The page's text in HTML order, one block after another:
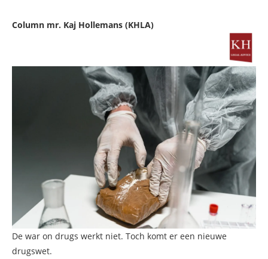
Column mr. Kaj Hollemans (KHLA)
De war on drugs werkt niet. Toch komt er een nieuwe
drugswet.